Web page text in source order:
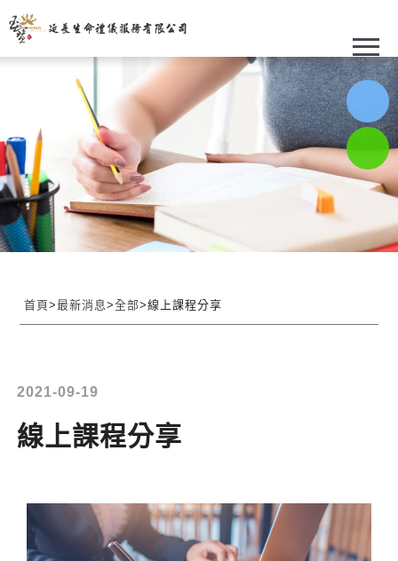
首頁>最新消息>全部>線上課程分享
2021-09-19
線上課程分享